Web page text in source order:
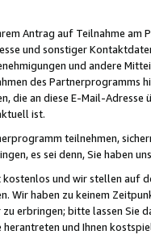
Antrag auf Teilnahme
und sonstiger
und andere
des Partnerprogramms
die an diese E-Mail-
ist.
teilnehmen,
es sei denn, Sie haben
und wir stellen auf
Wir haben zu keinem
erbringen; bitte lassen Sie
und Ihnen